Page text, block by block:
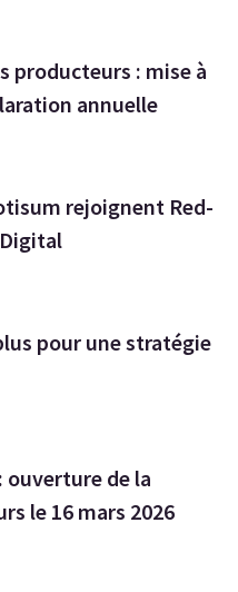
producteurs : mise à
annuelle
rejoignent Red-
pour une stratégie
ouverture de la
le 16 mars 2026